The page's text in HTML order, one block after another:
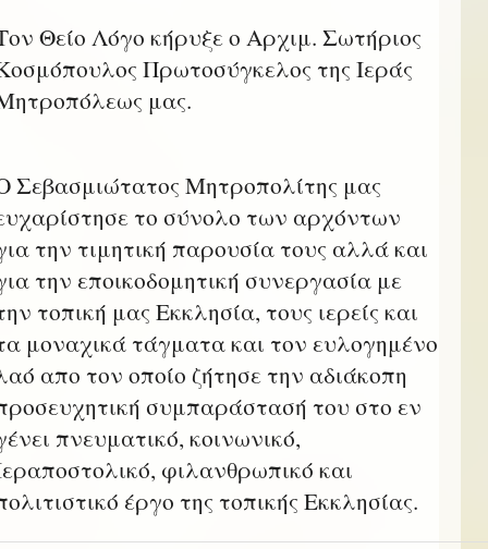
Θείο Λόγο κήρυξε ο Αρχιμ. Σωτήριος
Πρωτοσύγκελος της Ιεράς
μας.
Σεβασμιώτατος Μητροπολίτης μας
το σύνολο των αρχόντων
την τιμητική παρουσία τους αλλά και
την εποικοδομητική συνεργασία με
τοπική μας Εκκλησία, τους ιερείς και
μοναχικά τάγματα και τον ευλογημένο
απο τον οποίο ζήτησε την αδιάκοπη
συμπαράστασή του στο εν
πνευματικό, κοινωνικό,
φιλανθρωπικό και
έργο της τοπικής Εκκλησίας.